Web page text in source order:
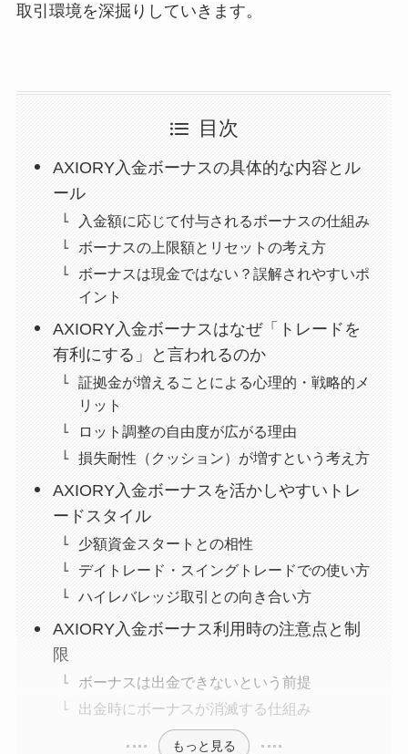
取引環境を深掘りしていきます。
目次
AXIORY入金ボーナスの具体的な内容とル
ール
入金額に応じて付与されるボーナスの仕組み
ボーナスの上限額とリセットの考え方
ボーナスは現金ではない？誤解されやすいポ
イント
AXIORY入金ボーナスはなぜ「トレードを
有利にする」と言われるのか
証拠金が増えることによる心理的・戦略的メ
リット
ロット調整の自由度が広がる理由
損失耐性（クッション）が増すという考え方
AXIORY入金ボーナスを活かしやすいトレ
ードスタイル
少額資金スタートとの相性
デイトレード・スイングトレードでの使い方
ハイレバレッジ取引との向き合い方
AXIORY入金ボーナス利用時の注意点と制
限
ボーナスは出金できないという前提
出金時にボーナスが消滅する仕組み
もっと見る